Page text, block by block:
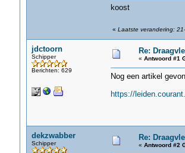
koost
« Laatste verandering:
jdctoorn
Schipper
Berichten: 629
Re:
« Antwoord #1
Nog een artikel
https://
dekzwabber
Schipper
Re:
« Antwoord #2